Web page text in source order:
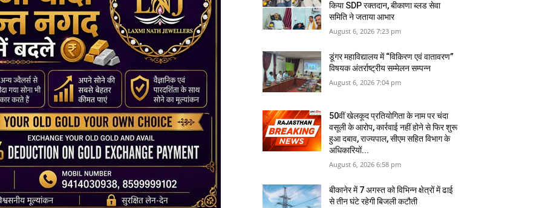
किया SDP रक्तदान, बीकाणा ब्लड सेवा
समिति ने जताया आभार
August 6, 2026 7:23 pm
डूंगर महाविद्यालय में “विकिरण एवं वातावरण”
विषयक अंतर्राष्ट्रीय सम्मेलन सम्पन्न
August 6, 2026 7:04 pm
50वीं खेलकूद प्रतियोगिता के नाम पर चंदा
वसूली के आरोप, कार्रवाई नहीं होने से फिर शुरू
हुआ दबाव, राज्यपाल, सीएम सहित विभाग के
अधिकारियों...
August 6, 2026 6:58 pm
बीकानेर में 7 अगस्‍त को विभिन्‍न क्षेत्रों में ढाई
से तीन घंटे रहेगी बिजली कटौती